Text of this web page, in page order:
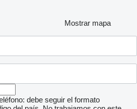
Mostrar mapa
debe seguir el formato